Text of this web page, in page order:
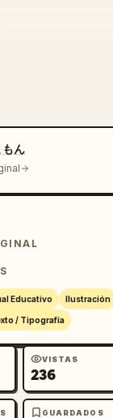
もん
Educativo Ilustración
/ Tipografía
VISTAS
236
GUARDADOS